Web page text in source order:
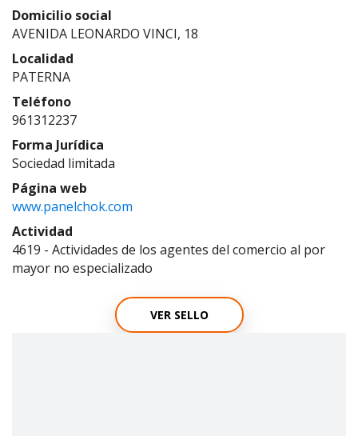
Domicilio social
AVENIDA LEONARDO VINCI, 18
Localidad
PATERNA
Teléfono
961312237
Forma Jurídica
Sociedad limitada
Página web
www.panelchok.com
Actividad
4619 - Actividades de los agentes del comercio al por
mayor no especializado
VER SELLO